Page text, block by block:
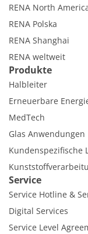
RENA North
RENA Polska
RENA Shanghai
RENA weltweit
Produkte
Halbleiter
Erneuerbare
MedTech
Glas Anwendungen
Kundenspezifische
Service
Service Hotline &
Digital Services
Service Level